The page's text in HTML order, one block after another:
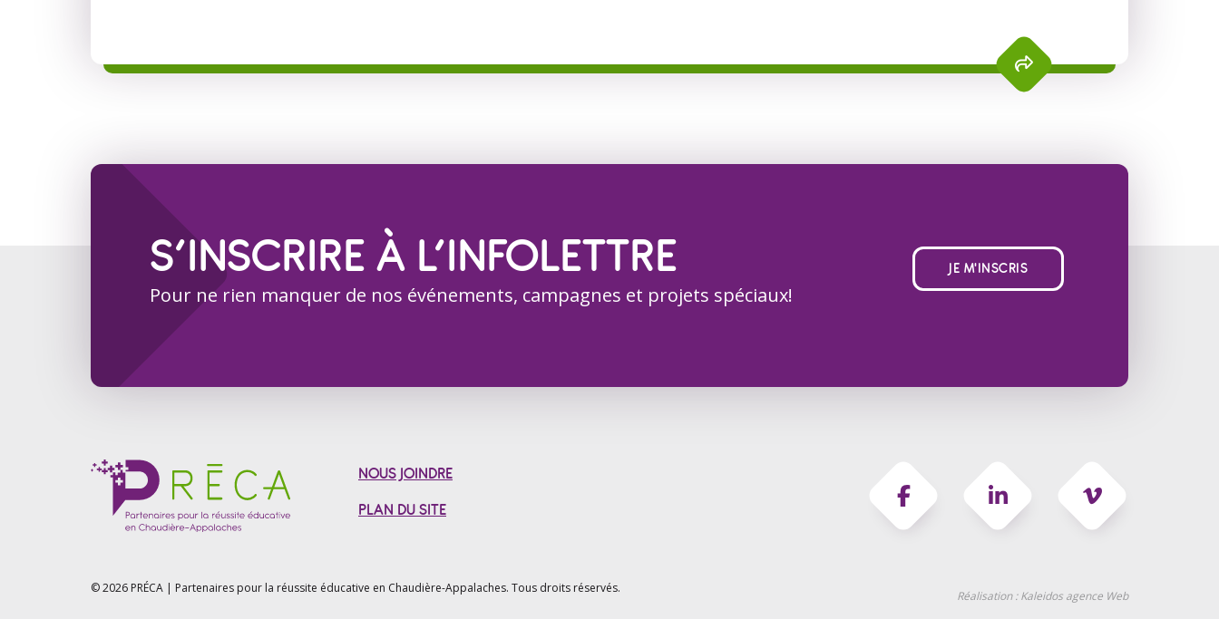
S’INSCRIRE À L’INFOLETTRE
Pour ne rien manquer de nos événements, campagnes et projets spéciaux!
JE M'INSCRIS
NOUS JOINDRE
PLAN DU SITE
© 2026 PRÉCA | Partenaires pour la réussite éducative en Chaudière-Appalaches. Tous droits réservés.
Réalisation :Kaleidos agence Web